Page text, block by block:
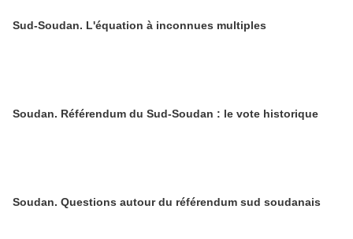
Sud-Soudan. L'équation à inconnues multiples
Soudan. Référendum du Sud-Soudan : le vote historique
Soudan. Questions autour du référendum sud soudanais